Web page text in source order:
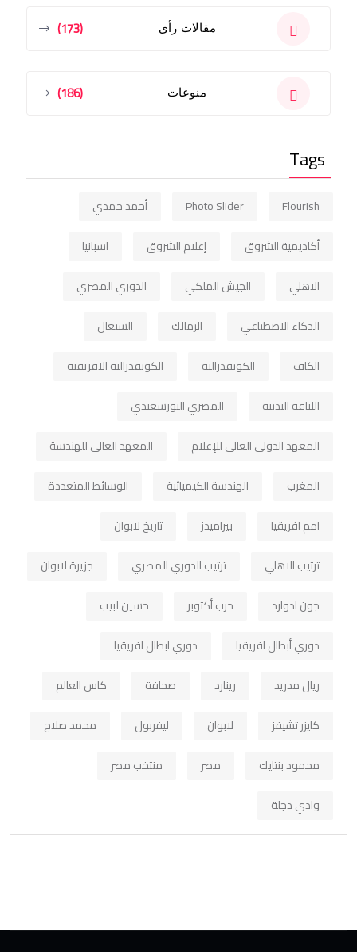
مقالات رأى (173)
منوعات (186)
Tags
Flourish
Photo Slider
أحمد حمدي
أكاديمية الشروق
إعلام الشروق
اسبانيا
الاهلي
الجيش الملكي
الدوري المصري
الذكاء الاصطناعي
الزمالك
السنغال
الكاف
الكونفدرالية
الكونفدرالية الافريقية
اللياقة البدنية
المصري البورسعيدي
المعهد الدولي العالي للإعلام
المعهد العالي للهندسة
المغرب
الهندسة الكيميائية
الوسائط المتعددة
امم افريقيا
بيراميدز
تاريخ لابوان
ترتيب الاهلي
ترتيب الدوري المصري
جزيرة لابوان
جون ادوارد
حرب أكتوبر
حسين لبيب
دوري أبطال افريقيا
دوري ابطال افريقيا
ريال مدريد
رينارد صحافة
كاس العالم
كايزر تشيفز
لابوان ليفربول
محمد صلاح
محمود بنتايك
مصر
منتخب مصر
وادي دجلة